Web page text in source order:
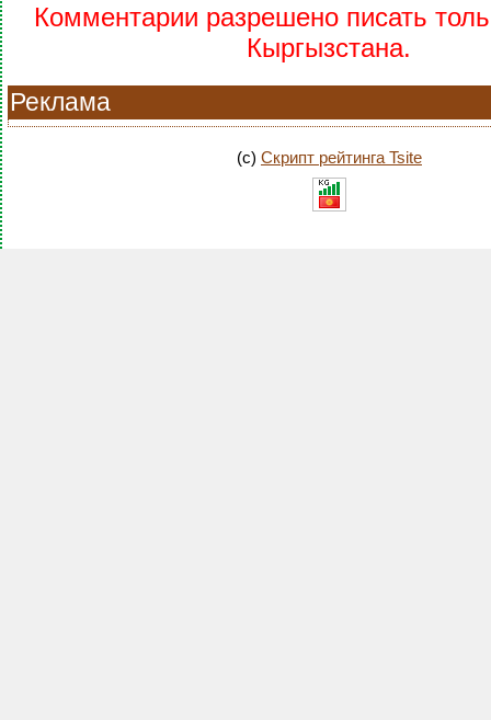
Комментарии разрешено писать
Кыргызстана.
Реклама
(c) Скрипт рейтинга Tsite